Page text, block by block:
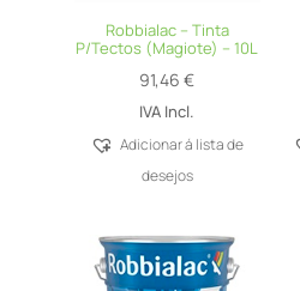
Robbialac – Tinta
P/Tectos (Magiote) – 10L
91,46€
IVA Incl.
Adicionar á lista de
desejos